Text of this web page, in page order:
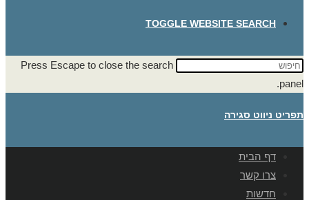
TOGGLE WEBSITE SEARCH
Press Escape to close the search
panel.
תפריט ניווט סגירה
דף הבית
צרו קשר
חדשות